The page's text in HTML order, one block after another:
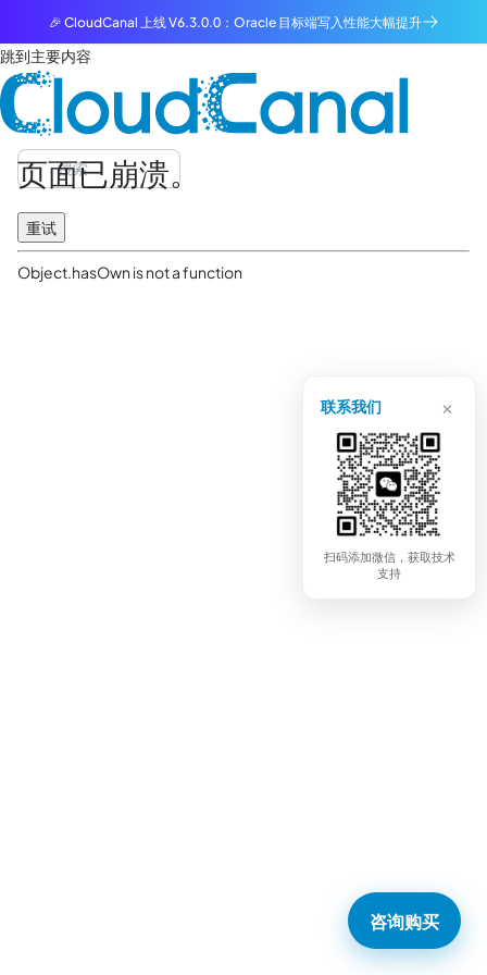
🎉 CloudCanal 上线 V6.3.0.0：Oracle 目标端写入性能大幅提升
跳到主要内容
页面已崩溃。
重试
Object.hasOwn is not a function
联系我们 ×
扫码添加微信，获取技术
支持
咨询购买